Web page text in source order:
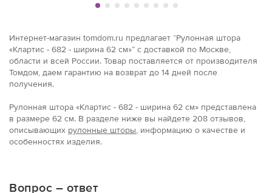
Интернет-магазин tomdom.ru предлагает “Рулонная штора
«Клартис - 682 - ширина 62 см»” с доставкой по Москве,
области и всей России. Товар поставляется от производителя
Томдом, даем гарантию на возврат до 14 дней после
получения.
Рулонная штора «Клартис - 682 - ширина 62 см» представлена
в размерe 62 см. В разделе ниже вы найдете 208 отзывов,
описывающих рулонные шторы, информацию о качестве и
особенностях изделия.
Вопрос – ответ